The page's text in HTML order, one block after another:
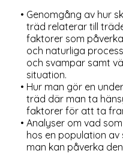
Genomgång av hur
träd relaterar till
faktorer som
och naturliga
och svampar samt
situation.
Hur man gör en
träd där man ta
faktorer för att ta
Analyser om vad
hos en population
man kan påverka